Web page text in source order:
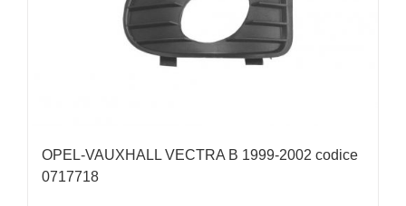
OPEL-VAUXHALL VECTRA B 1999-2002 codice
0717718